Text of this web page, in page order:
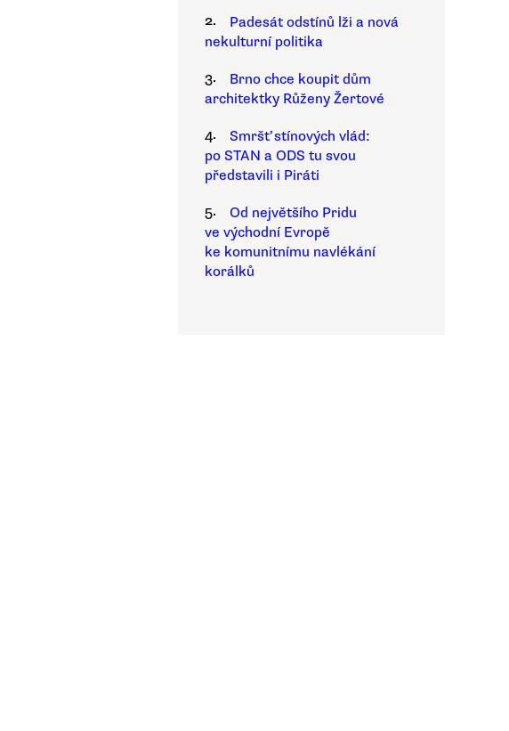
2.
Padesát odstínů lži a nová
nekulturní politika
3.
Brno chce koupit dům
architektky Růženy Žertové
4.
Smršť stínových vlád:
po STAN a ODS tu svou
představili i Piráti
5.
Od největšího Pridu
ve východní Evropě
ke komunitnímu navlékání
korálků